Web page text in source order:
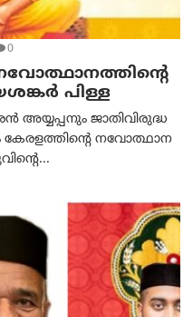
0
പിള്ള
ജാതിവിരുദ്ധ
കേരളത്തിന്റെ നവോത്ഥാന